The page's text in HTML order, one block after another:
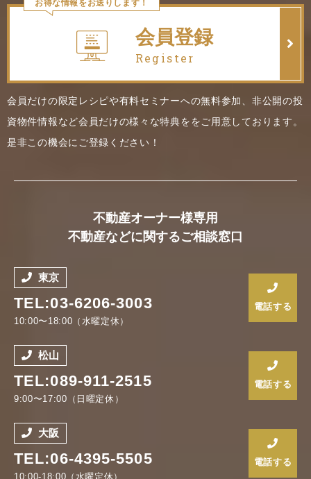
お得な情報をお送りします！
会員登録
Register
会員だけの限定レシピや有料セミナーへの無料参加、非公開の投
資物件情報など会員だけの様々な特典ををご用意しております。
是非この機会にご登録ください！
不動産オーナー様専用
不動産などに関するご相談窓口
東京
TEL:03-6206-3003
10:00〜18:00（水曜定休）
電話する
松山
TEL:089-911-2515
9:00〜17:00（日曜定休）
電話する
大阪
TEL:06-4395-5505
10:00-18:00（水曜定休）
電話する